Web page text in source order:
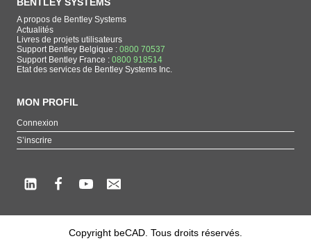
A propos de Bentley Systems
Actualités
Livres de projets utilisateurs
Support Bentley Belgique : 0800 70537
Support Bentley France : 0800 918514
Etat des services de Bentley Systems Inc.
MON PROFIL
Connexion
S’inscrire
Copyright beCAD. Tous droits réservés.